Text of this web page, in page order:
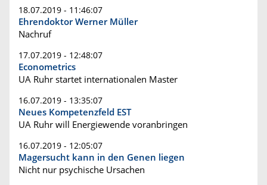
18.07.2019 - 11:46:07
Ehrendoktor Werner Müller
Nachruf
17.07.2019 - 12:48:07
Econometrics
UA Ruhr startet internationalen Master
16.07.2019 - 13:35:07
Neues Kompetenzfeld EST
UA Ruhr will Energiewende voranbringen
16.07.2019 - 12:05:07
Magersucht kann in den Genen liegen
Nicht nur psychische Ursachen